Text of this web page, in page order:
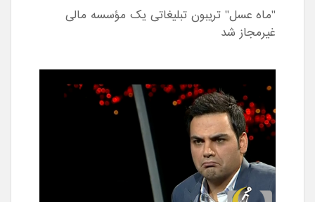
"ماه عسل" تریبون تبلیغاتی یک مؤسسه مالی
غیرمجاز شد